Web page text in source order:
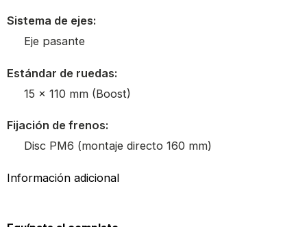
Sistema de ejes:
Eje pasante
Estándar de ruedas:
15 x 110 mm (Boost)
Fijación de frenos:
Disc PM6 (montaje directo 160 mm)
Información adicional